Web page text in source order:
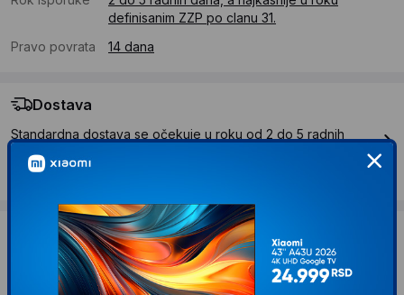
definisanim ZZP po clanu 31.
Pravo povrata
14 dana
Dostava
Standardna dostava se očekuje u roku od 2 do 5 radnih
dana
Želite li ponudu za firmu?
Kontaktirajte nas